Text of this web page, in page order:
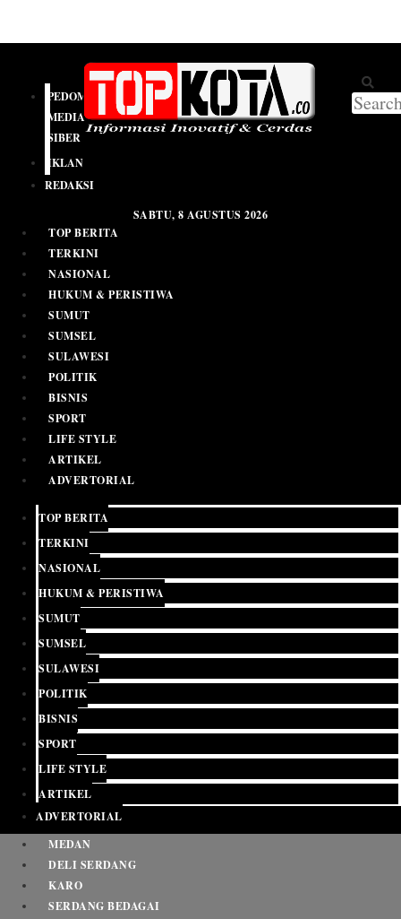
PEDOMAN
MEDIA
SIBER
IKLAN
REDAKSI
SABTU, 8 AGUSTUS 2026
TOP BERITA
TERKINI
NASIONAL
HUKUM & PERISTIWA
SUMUT
SUMSEL
SULAWESI
POLITIK
BISNIS
SPORT
LIFE STYLE
ARTIKEL
ADVERTORIAL
TOP BERITA
TERKINI
NASIONAL
HUKUM & PERISTIWA
SUMUT
SUMSEL
SULAWESI
POLITIK
BISNIS
SPORT
LIFE STYLE
ARTIKEL
ADVERTORIAL
MEDAN
DELI SERDANG
KARO
SERDANG BEDAGAI